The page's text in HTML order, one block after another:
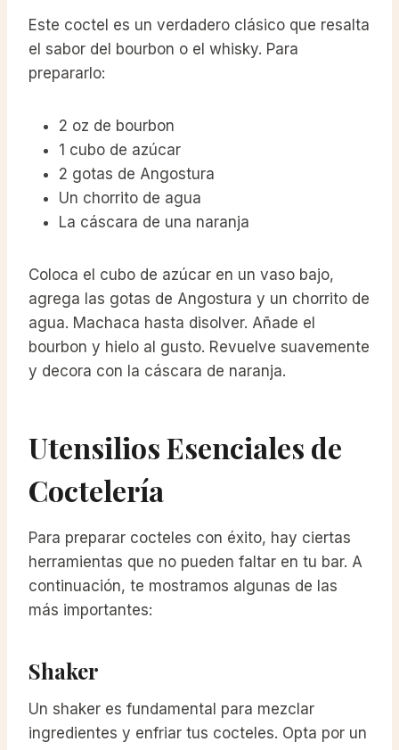
Este coctel es un verdadero clásico que resalta
el sabor del bourbon o el whisky. Para
prepararlo:
2 oz de bourbon
1 cubo de azúcar
2 gotas de Angostura
Un chorrito de agua
La cáscara de una naranja
Coloca el cubo de azúcar en un vaso bajo,
agrega las gotas de Angostura y un chorrito de
agua. Machaca hasta disolver. Añade el
bourbon y hielo al gusto. Revuelve suavemente
y decora con la cáscara de naranja.
Utensilios Esenciales de
Coctelería
Para preparar cocteles con éxito, hay ciertas
herramientas que no pueden faltar en tu bar. A
continuación, te mostramos algunas de las
más importantes:
Shaker
Un shaker es fundamental para mezclar
ingredientes y enfriar tus cocteles. Opta por un